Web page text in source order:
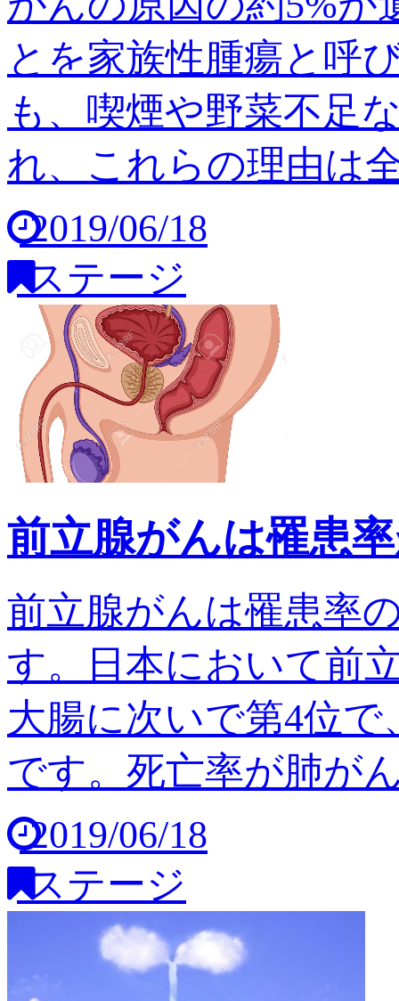
とを家族性腫瘍と呼
も、喫煙や野菜不足
れ、これらの理由は
2019/06/18
ステージ
前立腺がんは罹患
前立腺がんは罹患率
す。日本において前
大腸に次いで第4位で
です。死亡率が肺が
2019/06/18
ステージ